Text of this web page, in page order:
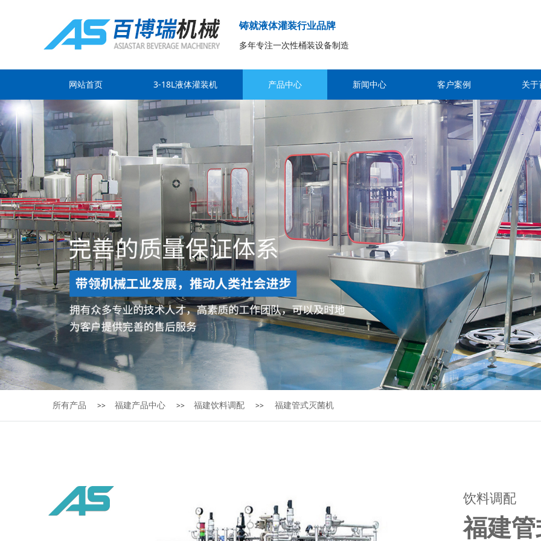
铸就液体灌装行业品牌
多年专注一次性桶装设备制造
网站首页 3-18L液体灌装机 产品中心 新闻中心 客户案例 关
所有产品 >> 福建产品中心 >> 福建饮料调配 >> 福建管式灭菌机
饮料调配
福建